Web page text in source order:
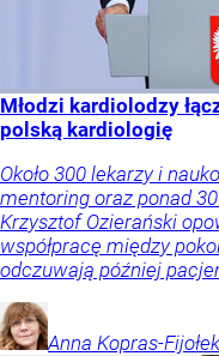
Młodzi kardiolodzy
polską kardiologię
Około 300 lekarzy i
mentoring oraz ponad
Krzysztof Ozierański
współpracę między
odczuwają później
Anna Kopras-Fijołek